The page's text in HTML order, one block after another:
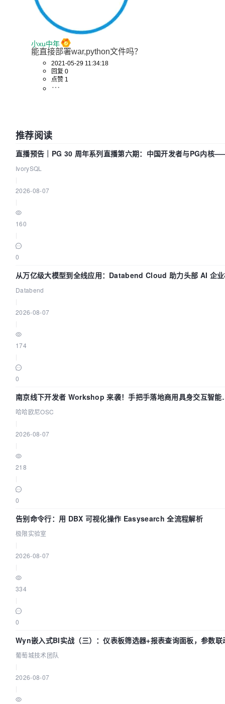
小xu中年
能直接部署war,python文件吗？
2021-05-29 11:34:18
回复 0
点赞 1
推荐阅读
直播预告｜PG 30 周年系列直播第六期：中国开发者与PG内核
改得动吗？我们贡献了什么？
IvorySQL
2026-08-07
160
0
从万亿级大模型到全线应用：Databend Cloud 助力头部 AI 企
全链路 Trace 数据管道
Databend
2026-08-07
174
0
南京线下开发者 Workshop 来袭！手把手落地商用具身交互智能
Agent 应用
哈哈欧尼OSC
2026-08-07
218
0
告别命令行：用 DBX 可视化操作 Easysearch 全流程解析
极限实验室
2026-08-07
334
0
Wyn嵌入式BI实战（三）：仪表板筛选器+报表查询面板，参数联
闭环
葡萄城技术团队
2026-08-07